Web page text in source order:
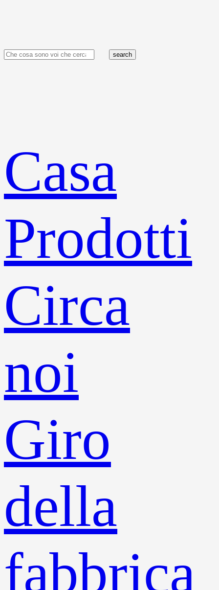
search
Casa
Prodotti
Circa
noi
Giro
della
fabbrica